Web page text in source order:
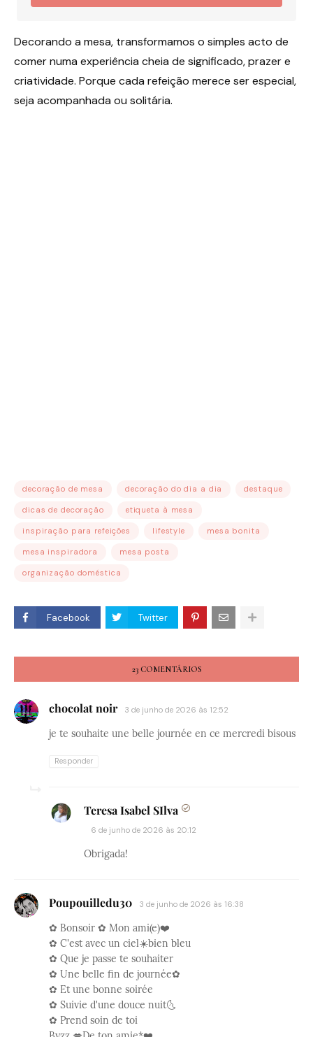
Decorando a mesa, transformamos o simples acto de
comer numa experiência cheia de significado, prazer e
criatividade. Porque cada refeição merece ser especial,
seja acompanhada ou solitária.
decoração de mesa decoração do dia a dia destaque
dicas de decoração etiqueta à mesa
inspiração para refeições lifestyle mesa bonita
mesa inspiradora mesa posta
organização doméstica
Facebook Twitter
23 COMENTÁRIOS
chocolat noir 3 de junho de 2026 às 12:52
je te souhaite une belle journée en ce mercredi bisous
Responder
Teresa Isabel SIlva
6 de junho de 2026 às 20:12
Obrigada!
Poupouilledu30 3 de junho de 2026 às 16:38
✿ Bonsoir ✿ Mon ami(e)❤️
✿ C'est avec un ciel☀️bien bleu
✿ Que je passe te souhaiter
✿ Une belle fin de journée✿
✿ Et une bonne soirée
✿ Suivie d'une douce nuit🌜
✿ Prend soin de toi